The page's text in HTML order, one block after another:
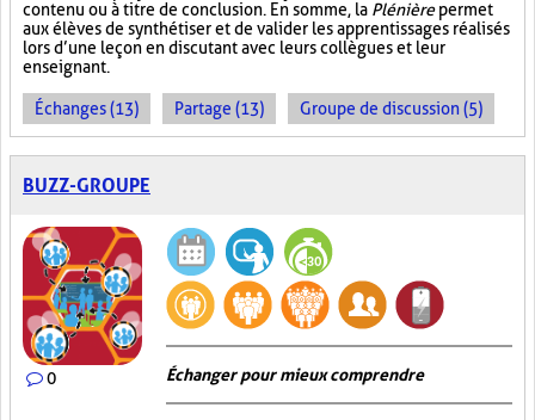
contenu ou à titre de conclusion. En somme, la Plénièrepermet
aux élèves de synthétiser et de valider les apprentissages réalisés
lors d’une leçon en discutant avec leurs collègues et leur
enseignant.
Échanges (13) Partage (13) Groupe de discussion (5)
BUZZ-GROUPE
0 Échanger pour mieux comprendre